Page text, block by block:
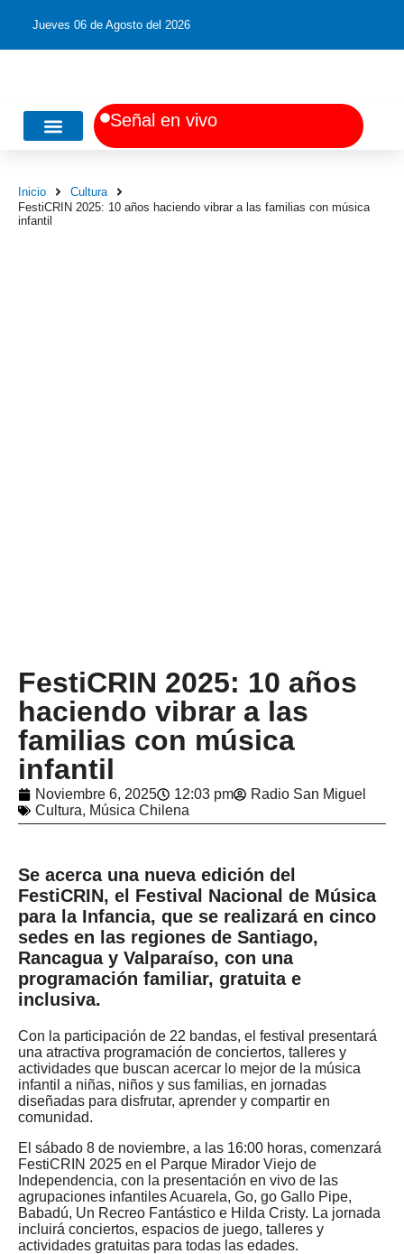
Jueves 06 de Agosto del 2026
Seña en vivo
Inicio
Cultura
FestiCRIN 2025: 10 años haciendo vibrar a las familias con música
infantil
FestiCRIN 2025: 10 años
haciendo vibrar a las
familias con música
infantil
Noviembre 6, 2025 12:03 pm
Radio San Miguel
Cultura, Música Chilena
Se acerca una nueva edición del
FestiCRIN, el Festival Nacional de Música
para la Infancia, que se realizará en cinco
sedes en las regiones de Santiago,
Rancagua y Valparaíso, con una
programación familiar, gratuita e
inclusiva.
Con la participación de 22 bandas, el festival presentará
una atractiva programación de conciertos, talleres y
actividades que buscan acercar lo mejor de la música
infantil a niñas, niños y sus familias, en jornadas
diseñadas para disfrutar, aprender y compartir en
comunidad.
El sábado 8 de noviembre, a las 16:00 horas, comenzará
FestiCRIN 2025 en el Parque Mirador Viejo de
Independencia, con la presentación en vivo de las
agrupaciones infantiles Acuarela, Go, go Gallo Pipe,
Babadú, Un Recreo Fantástico e Hilda Cristy. La jornada
incluirá conciertos, espacios de juego, talleres y
actividades gratuitas para todas las edades.